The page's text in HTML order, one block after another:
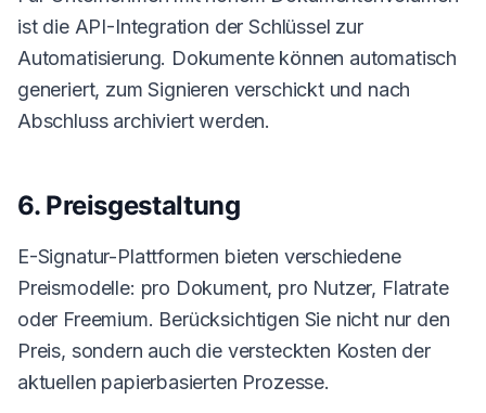
ist die API-Integration der Schlüssel zur
Automatisierung. Dokumente können automatisch
generiert, zum Signieren verschickt und nach
Abschluss archiviert werden.
6. Preisgestaltung
E-Signatur-Plattformen bieten verschiedene
Preismodelle: pro Dokument, pro Nutzer, Flatrate
oder Freemium. Berücksichtigen Sie nicht nur den
Preis, sondern auch die versteckten Kosten der
aktuellen papierbasierten Prozesse.